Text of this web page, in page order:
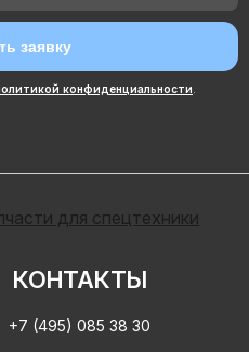
конфиденциальности
КОНТАКТЫ
+7 (495) 085 38 30